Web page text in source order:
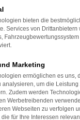
wir Ihnen
Modell hat in
unter
auf dem Weg
ist das hohe
die Effizienz
Ignis
kaufen, profitieren
Jedes
Fülle an Tests. Wir
bieten die
Services von Drittanbietern
Marketing
ermöglichen es uns,
analysieren, um die Leistung
Zudem werden
Werbetreibenden
Webseiten zu verfolgen
für Ihre Interessen